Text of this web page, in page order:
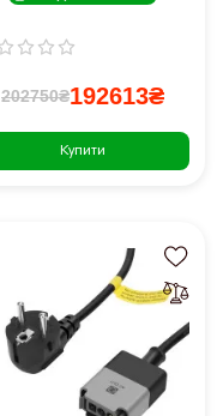
202750₴192613₴
Купити